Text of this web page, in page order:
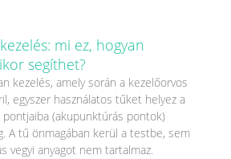
mi ez, hogyan
segíthet?
kezelés, amely során a kezelőorvos
egyszer használatos tűket helyez a
(akupunktúrás pontok)
A tű önmagában kerül a testbe, sem
vegyi anyagot nem tartalmaz.